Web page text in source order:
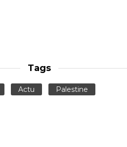
Tags
Actu Palestine